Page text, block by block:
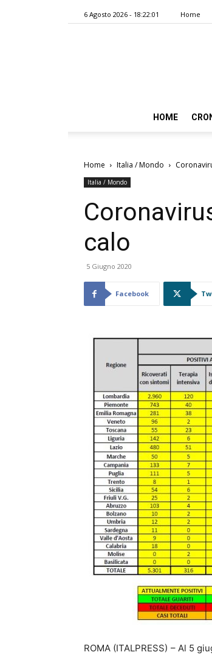
6 Agosto 2026 - 18:22:01 Home
HOME
Home Italia / Mondo
Italia / Mondo
calo
5 Giugno 2020
Facebook
ROMA (ITALPRESS) – Al 5